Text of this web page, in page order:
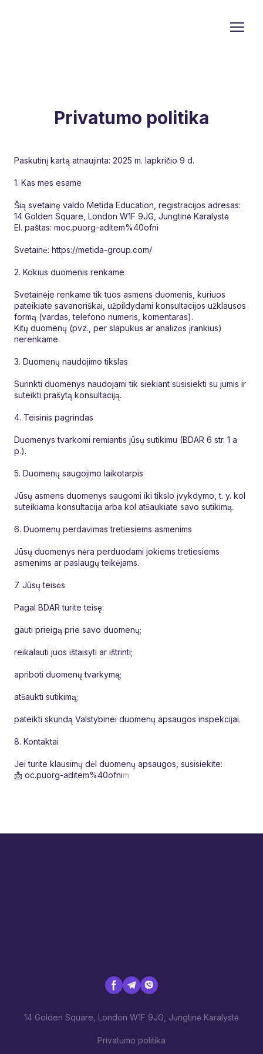
Privatumo politika
Paskutinį kartą atnaujinta: 2025 m. lapkričio 9 d.
1. Kas mes esame
Šią svetainę valdo Metida Education, registracijos adresas:
14 Golden Square, London W1F 9JG, Jungtinė Karalystė
El. paštas: moc.puorg-aditem%40ofni
Svetainė: https://metida-group.com/
2. Kokius duomenis renkame
Svetainėje renkame tik tuos asmens duomenis, kuriuos
pateikiate savanoriškai, užpildydami konsultacijos užklausos
formą (vardas, telefono numeris, komentaras).
Kitų duomenų (pvz., per slapukus ar analizės įrankius)
nerenkame.
3. Duomenų naudojimo tikslas
Surinkti duomenys naudojami tik siekiant susisiekti su jumis ir
suteikti prašytą konsultaciją.
4. Teisinis pagrindas
Duomenys tvarkomi remiantis jūsų sutikimu (BDAR 6 str. 1 a
p.).
5. Duomenų saugojimo laikotarpis
Jūsų asmens duomenys saugomi iki tikslo įvykdymo, t. y. kol
suteikiama konsultacija arba kol atšaukiate savo sutikimą.
6. Duomenų perdavimas tretiesiems asmenims
Jūsų duomenys nėra perduodami jokiems tretiesiems
asmenims ar paslaugų teikėjams.
7. Jūsų teisės
Pagal BDAR turite teisę:
gauti prieigą prie savo duomenų;
reikalauti juos ištaisyti ar ištrinti;
apriboti duomenų tvarkymą;
atšaukti sutikimą;
pateikti skundą Valstybinei duomenų apsaugos inspekcijai.
8. Kontaktai
Jei turite klausimų dėl duomenų apsaugos, susisiekite:
📩 oc.puorg-aditem%40ofnim
14 Golden Square, London W1F 9JG, Jungtinė Karalystė
Privatumo politika